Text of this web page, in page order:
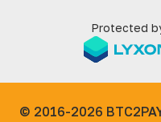
Protected
© 2016-2026